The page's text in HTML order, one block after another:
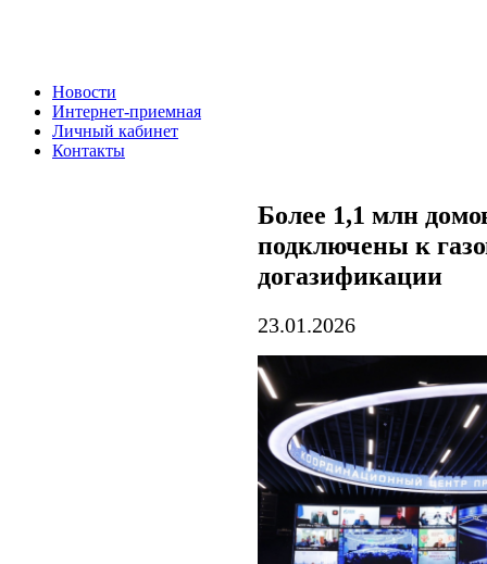
Новости
Интернет-приемная
Личный кабинет
Контакты
Более 1,1 млн
подключены к
догазификации
23.01.2026